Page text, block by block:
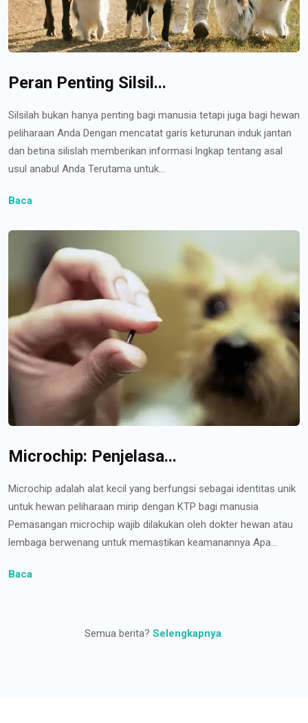
Peran Penting Silsil...
Silsilah bukan hanya penting bagi manusia tetapi juga bagi hewan
peliharaan Anda Dengan mencatat garis keturunan induk jantan
dan betina silislah memberikan informasi lngkap tentang asal
usul anabul Anda Terutama untuk...
Baca
Microchip: Penjelasa...
Microchip adalah alat kecil yang berfungsi sebagai identitas unik
untuk hewan peliharaan mirip dengan KTP bagi manusia
Pemasangan microchip wajib dilakukan oleh dokter hewan atau
lembaga berwenang untuk memastikan keamanannya Apa...
Baca
Semua berita? Selengkapnya